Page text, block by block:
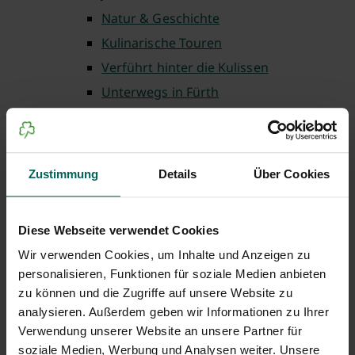
Zustimmung Details Über Cookies
Diese Webseite verwendet Cookies
Wir verwenden Cookies, um Inhalte und Anzeigen zu
personalisieren, Funktionen für soziale Medien anbieten
zu können und die Zugriffe auf unsere Website zu
analysieren. Außerdem geben wir Informationen zu Ihrer
Verwendung unserer Website an unsere Partner für
soziale Medien, Werbung und Analysen weiter. Unsere
Natur & Geschichte
Kulinarische Touren
Verführt hinter die Kulissen
Unterwegs in Fürth
Fürth für Familien
Weltgästeführertag
Lauschtour Fürth
Wo ist Gustav
Weitere buchbare Führungen
Gruppenbuchung